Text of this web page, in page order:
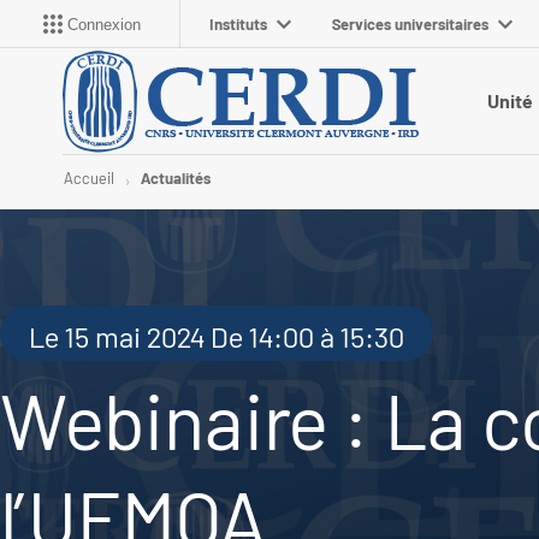
Connexion Instituts Services universitaires
Unité
Accueil Actualités
Le 15 mai 2024 De 14:00 à 15:30
Webinaire : La
l’UEMOA